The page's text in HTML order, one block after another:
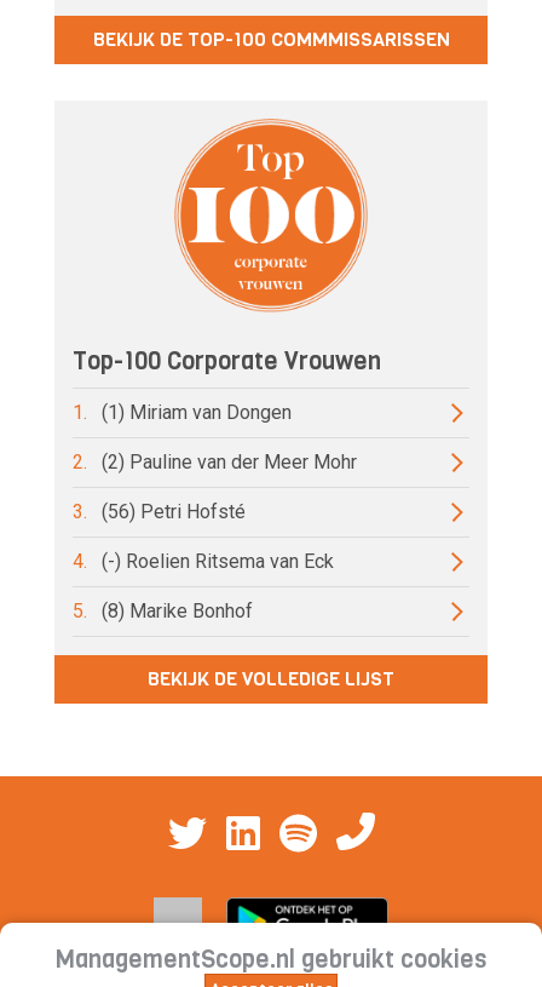
BEKIJK DE TOP-100 COMMMISSARISSEN
Top-100 Corporate Vrouwen
1. (1) Miriam van Dongen
2. (2) Pauline van der Meer Mohr
3. (56) Petri Hofsté
4. (-) Roelien Ritsema van Eck
5. (8) Marike Bonhof
BEKIJK DE VOLLEDIGE LIJST
ManagementScope.nl gebruikt cookies